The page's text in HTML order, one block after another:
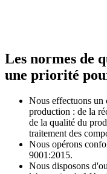
Les normes de
une priorité
Nous effectuons un
production : de la
de la qualité du
traitement des
Nous opérons
9001:2015.
Nous disposons